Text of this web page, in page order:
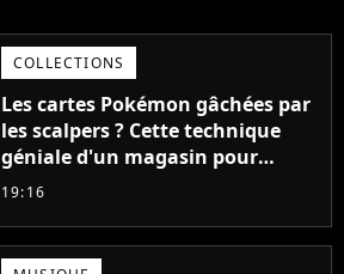
COLLECTIONS
Les cartes Pokémon gâchées par
les scalpers ? Cette technique
géniale d'un magasin pour
ruiner les revendeurs
19:16